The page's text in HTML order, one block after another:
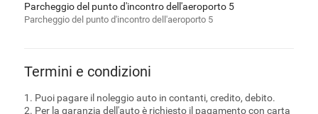
Parcheggio del punto d'incontro dell'aeroporto 5
Parcheggio del punto d'incontro dell'aeroporto 5
Termini e condizioni
1. Puoi pagare il noleggio auto in contanti, credito, debito.
2. Per la garanzia dell'auto è richiesto il pagamento con carta